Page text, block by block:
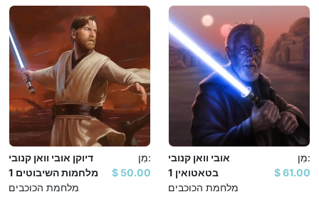
מלחמת הכוכבים
דיוקן אובי וואן קנובי
מלחמות השיבוטים 1
מלחמת הכוכבים
מִן:
אובי וואן קנובי
בטאטואין 1
מלחמת הכוכבים
מִן: